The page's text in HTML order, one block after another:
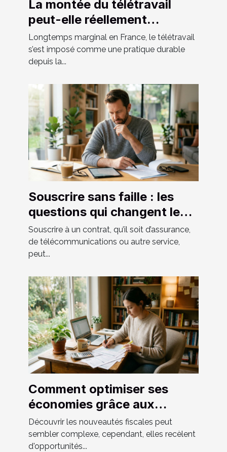
La montée du télétravail
peut-elle réellement
façonner le paysage urbain
de demain ?
Longtemps marginal en France, le télétravail
s’est imposé comme une pratique durable
depuis la...
Souscrire sans faille : les
questions qui changent le
contrat
Souscrire à un contrat, qu’il soit d’assurance,
de télécommunications ou autre service,
peut...
Comment optimiser ses
économies grâce aux
nouveautés fiscales ?
Découvrir les nouveautés fiscales peut
sembler complexe, cependant, elles recèlent
d'opportunités...